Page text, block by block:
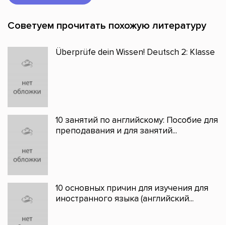
Советуем прочитать похожую литературу
Überprüfe dein Wissen! Deutsch 2: Klasse
10 занятий по английскому: Пособие для
преподавания и для занятий...
10 основных причин для изучения для
иностранного языка (английский...